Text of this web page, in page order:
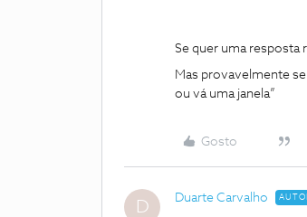
Se quer uma resposta
Mas provavelmente
ou vá uma janela”
Gosto
D Duarte Carvalho